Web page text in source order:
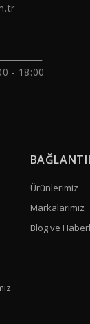
- 18:00
Ürünlerimiz
Markalarımız
Blog ve